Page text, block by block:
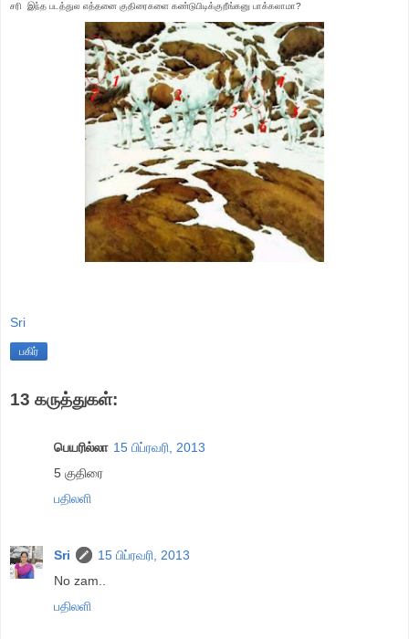
சரி இந்த படத்துல எத்தனை குதிரைகளை கண்டுபிடிக்குறீங்கனு பாக்கலாமா?
Sri
பகிர்
13 கருத்துகள்:
பெயரில்லா 15 பிப்ரவரி, 2013
5 குதிரை
பதிலளி
Sri
15 பிப்ரவரி, 2013
No zam..
பதிலளி